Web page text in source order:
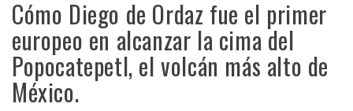
Cómo Diego de Ordaz fue el primer
europeo en alcanzar la cima del
Popocatepetl, el volcán más alto de
México.